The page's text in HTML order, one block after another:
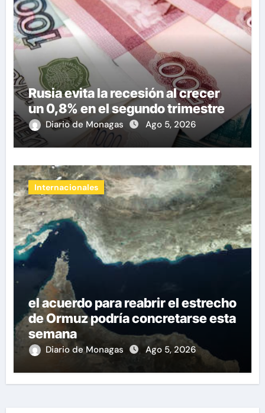
Rusia evita la recesión al crecer
un 0,8% en el segundo trimestre
Diario de Monagas Ago 5, 2026
Internacionales
el acuerdo para reabrir el estrecho
de Ormuz podría concretarse esta
semana
Diario de Monagas Ago 5, 2026